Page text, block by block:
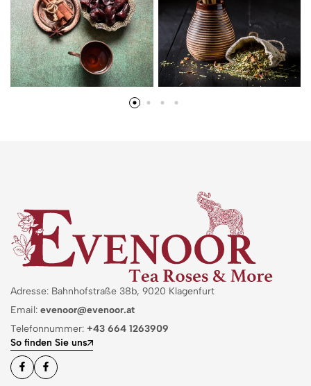
Adresse: Bahnhofstraße 38b, 9020 Klagenfurt
Email: evenoor@evenoor.at
Telefonnummer: +43 664 1263909
So finden Sie uns